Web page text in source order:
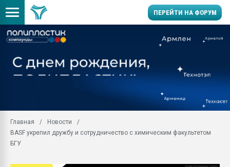
ПЕРЕЙТИ НА ФОРУМ
заводу пластмасс"
Главная
Новости
BASF укрепил дружбу и сотрудничество с химическим факультетом
БГУ